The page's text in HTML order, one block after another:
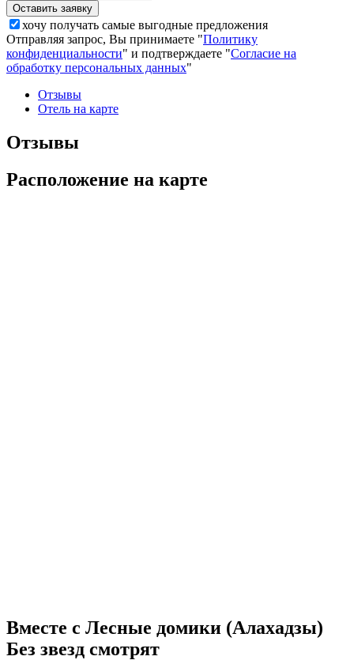
хочу получать самые выгодные предложения
Отправляя запрос, Вы принимаете "Политику
конфиденциальности" и подтверждаете "Согласие на
обработку персональных данных"
Отзывы
Отель на карте
Отзывы
Расположение на карте
Вместе с Лесные домики (Алахадзы)
Без звезд смотрят